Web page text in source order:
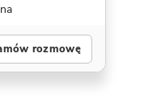
rozmowę